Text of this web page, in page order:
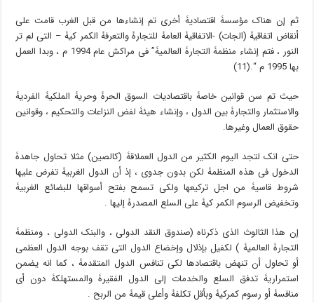
ثم إن هناک مؤسسۀ اقتصادیۀ أخرى تم إنشاءها من قبل الغرب قامت على
أنقاض اتفاقیۀ (الجات) -الاتفاقیۀ العامۀ للتجارۀ والتعرفۀ الکمر کیۀ – التی لم تر
النور ، فتم إنشاء منظمۀ التجارۀ العالمیۀ” فی مراکش عام 1994 م ، وبدا العمل
بها 1995 م “.(11)
حیث تم سن قوانین خاصۀ باقتصادیات السوق الحرۀ وحریۀ الملکیۀ الفردیۀ
والاستثمار والتجارۀ بین الدول ، وإنشاء هیئۀ لفض النزاعات والتحکیم ، وقوانین
حقوق العمال وغیرها.
حتى انک لتجد الیوم الکثیر من الدول العملاقۀ (کالصین) مثلا تحاول جاهدۀ
الدخول فی هذه المنظمۀ لکن بدون جدوى ، إذ أن الدول الغربیۀ تفرض علیها
شروط قاسیۀ من اجل ترکیعها ولکی تسمح بفتح أسواقها للبضائع الغربیۀ
وتخفیض الرسوم الکمر کیۀ على السلع المصدرۀ إلیها .
إن هذا الثالوث الذی ذکرناه (صندوق النقد الدولی ، والبنک الدولی ، ومنظمۀ
التجارۀ العالمیۀ ) لکفیل بإذلال وإخضاع الدول التی تقف بوجه الدول العظمى
أو تحاول أن تنهض باقتصادها لکی تنافس الدول المتقدمۀ ، کما انه یضمن
استمراریۀ تدفق السلع والخدمات إلى الدول الفقیرۀ والمستهلکۀ دون أی
منافسۀ أو رسوم کمرکیۀ وبأقل تکلفۀ وأعلى قیمۀ من الربح .